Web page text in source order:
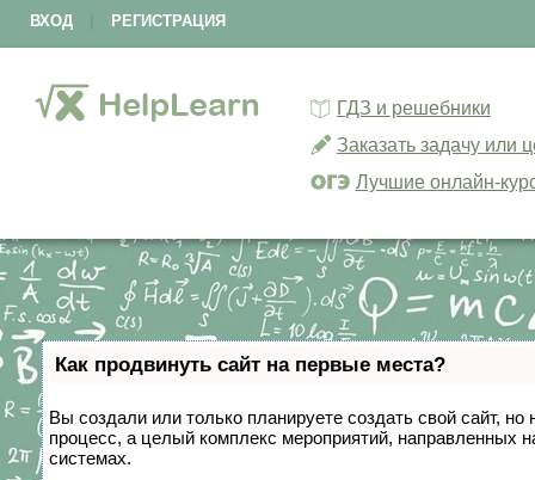
ВХОД РЕГИСТРАЦИЯ
ГДЗ и решебники
Заказать задачу или
Лучшие онлайн-
Как продвинуть сайт на первые места?
Вы создали или только планируете создать свой сайт,
процесс, а целый комплекс мероприятий, направленных
системах.